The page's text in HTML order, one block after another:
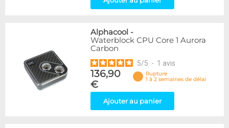
Alphacool -
Waterblock CPU Core 1 Aurora
Carbon
5/5 - 1 avis
136,90
€
Rupture
1 à 2 semaines de délai
Ajouter au panier